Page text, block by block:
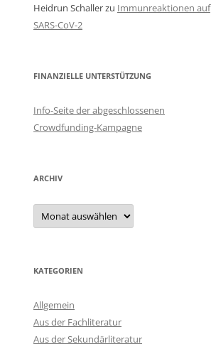
Heidrun Schallerzu Immunreaktionen auf
SARS-CoV-2
FINANZIELLE UNTERSTÜTZUNG
Info-Seite der abgeschlossenen
Crowdfunding-Kampagne
ARCHIV
Archiv
KATEGORIEN
Allgemein
Aus der Fachliteratur
Aus der Sekundärliteratur